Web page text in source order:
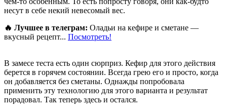
несут в себе некий невесомый вес.
🔥 Лучшее в телеграм: Оладьи на кефире и сметане —
вкусный рецепт... Посмотреть!
В замесе теста есть один сюрприз. Кефир для этого действия
берется в горячем состоянии. Всегда грею его и просто, когда
он добавляется без сметаны. Однажды попробовала
применить эту технологию для этого варианта и результат
порадовал. Так теперь здесь и остался.